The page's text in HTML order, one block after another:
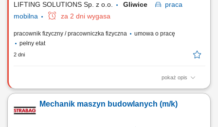
LIFTING SOLUTIONS Sp. z o.o. Gliwice
praca
mobilna
za 2 dni wygasa
pracownik fizyczny / pracowniczka fizyczna
umowa o pracę
pełny etat
2 dni
pokaż opis
Zadania Mechaniczny montaż urządzeń, maszyn oraz stanowisk
poszczególnych zespołów mechanicznych w kompletne systemy
produkcyjne; Bieżące diagnozowanie i samodzielne rozwiązywanie
Mechanik maszyn budowlanych (m/k)